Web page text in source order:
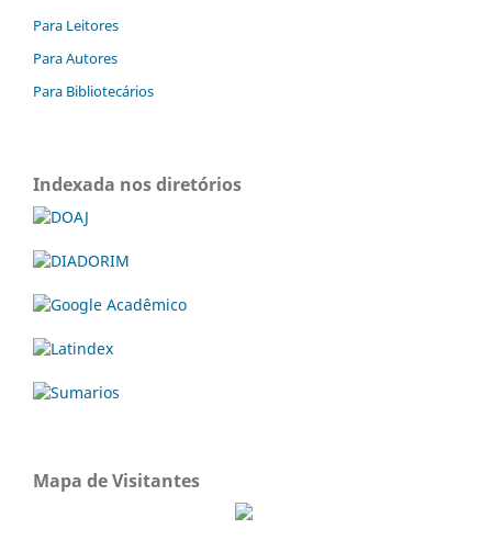
Para Leitores
Para Autores
Para Bibliotecários
Indexada nos diretórios
Mapa de Visitantes